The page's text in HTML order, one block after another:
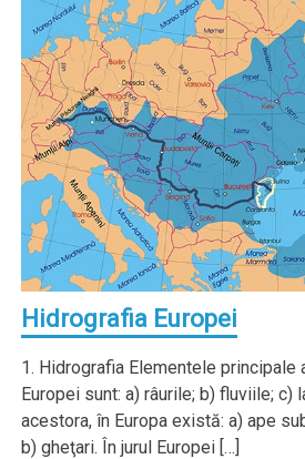
Hidrografia Europei
1. Hidrografia Elementele principale
Europei sunt: a) râurile; b) fluviile; c)
acestora, în Europa există: a) ape
b) gheţari. În jurul Europei […]